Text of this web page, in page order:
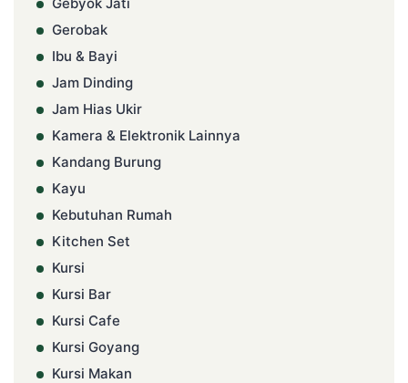
Gerobak
Ibu & Bayi
Jam Dinding
Jam Hias Ukir
Kamera & Elektronik Lainnya
Kandang Burung
Kayu
Kebutuhan Rumah
Kitchen Set
Kursi
Kursi Bar
Kursi Cafe
Kursi Goyang
Kursi Makan